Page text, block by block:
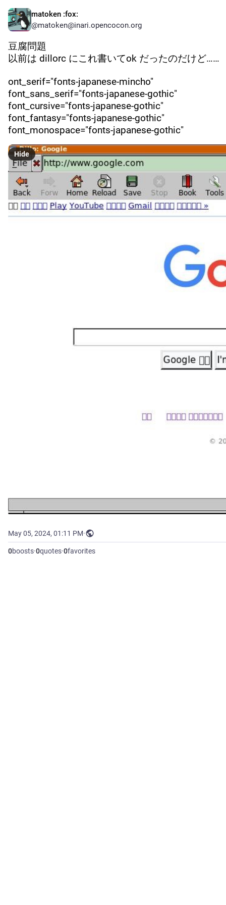
matoken :fox:
@matoken@inari.opencocon.org
豆腐問題
以前は dillorc にこれ書いてok だったのだけど……
ont_serif="fonts-japanese-mincho"
font_sans_serif="fonts-japanese-gothic"
font_cursive="fonts-japanese-gothic"
font_fantasy="fonts-japanese-gothic"
font_monospace="fonts-japanese-gothic"
Hide
May 05, 2024, 01:11 PM·
0boosts·0quotes·0favorites